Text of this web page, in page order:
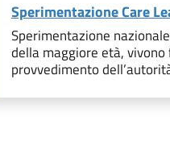
Sperimentazione Care
Sperimentazione
della maggiore età,
provvedimento